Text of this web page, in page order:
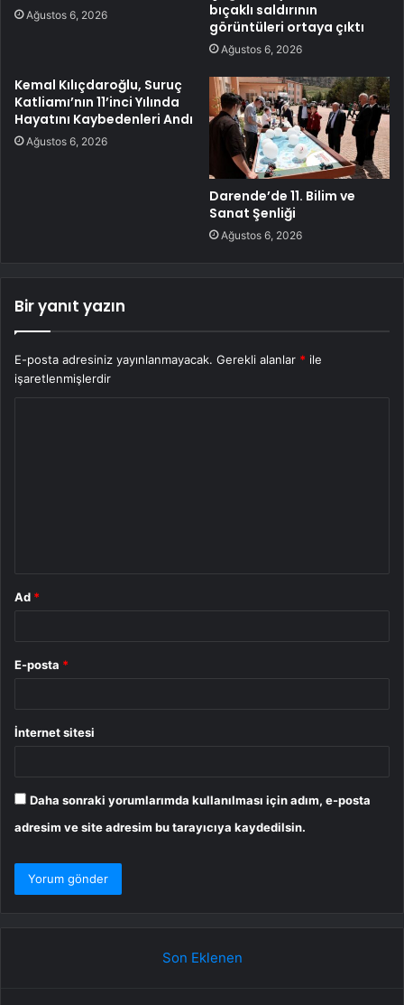
Ağustos 6, 2026
bıçaklı saldırının
görüntüleri ortaya çıktı
Ağustos 6, 2026
Kemal Kılıçdaroğlu, Suruç
Katliamı’nın 11’inci Yılında
Hayatını Kaybedenleri Andı
Ağustos 6, 2026
Darende’de 11. Bilim ve
Sanat Şenliği
Ağustos 6, 2026
Bir yanıt yazın
E-posta adresiniz yayınlanmayacak. Gerekli alanlar * ile
işaretlenmişlerdir
Ad *
E-posta *
İnternet sitesi
Daha sonraki yorumlarımda kullanılması için adım, e-posta
adresim ve site adresim bu tarayıcıya kaydedilsin.
Son Eklenen